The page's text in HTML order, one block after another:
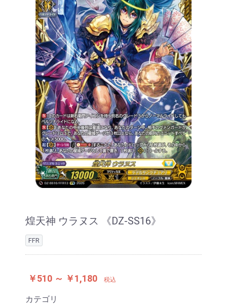
煌天神 ウラヌス 《DZ-SS16》
FFR
￥510 ～ ￥1,180 税込
カテゴリ